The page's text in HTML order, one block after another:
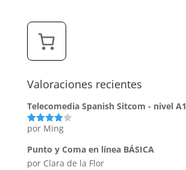
Valoraciones recientes
Telecomedia Spanish Sitcom - nivel A1
Valorado
5
por Ming
Punto y Coma en línea BÁSICA
por Clara de la Flor